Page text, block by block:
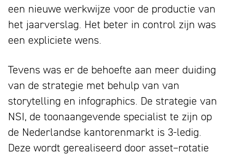
een nieuwe werkwijze voor de productie van
het jaarverslag. Het beter in control zijn was
een expliciete wens.
Tevens was er de behoefte aan meer duiding
van de strategie met behulp van van
storytelling en infographics. De strategie van
NSI, de toonaangevende specialist te zijn op
de Nederlandse kantorenmarkt is 3-ledig.
Deze wordt gerealiseerd door asset–rotatie